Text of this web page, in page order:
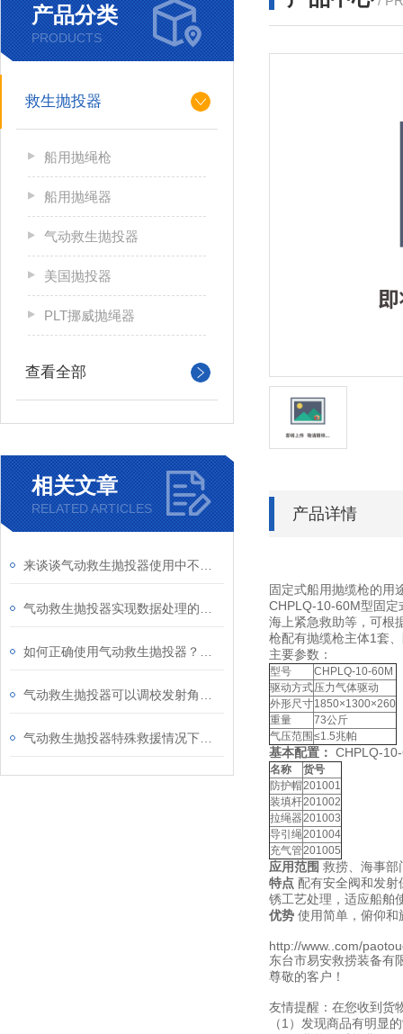
产品分类
PRODUCTS
救生抛投器
船用抛绳枪
船用抛绳器
气动救生抛投器
美国抛投器
PLT挪威抛绳器
查看全部
相关文章
RELATED ARTICLES 产品详情
固定式船用抛缆枪的用
CHPLQ-10-60M型固定
海上紧急救助等，可根
枪配有抛缆枪主体1套
主要参数：
型号
CHPLQ-10-60M
驱动方式压力气体驱动
外形尺寸1850×1300×260
重量
73公斤
气压范围 ≤1.5兆帕
基本配置： CHPLQ-
名称
货号
防护帽201001
装填杆201002
拉绳器201003
导引绳201004
充气管201005
应用范围 救捞、海事部
特点 配有安全阀和发
锈工艺处理，适应船舶
优势 使用简单，俯仰
http://www..com/
东台市易安救捞装备有
尊敬的客户！
友情提醒：在您收到货
（1）发现商品有明显